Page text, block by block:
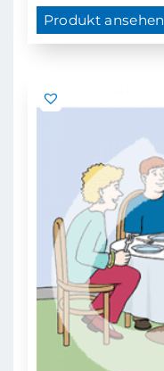
Produkt ansehen